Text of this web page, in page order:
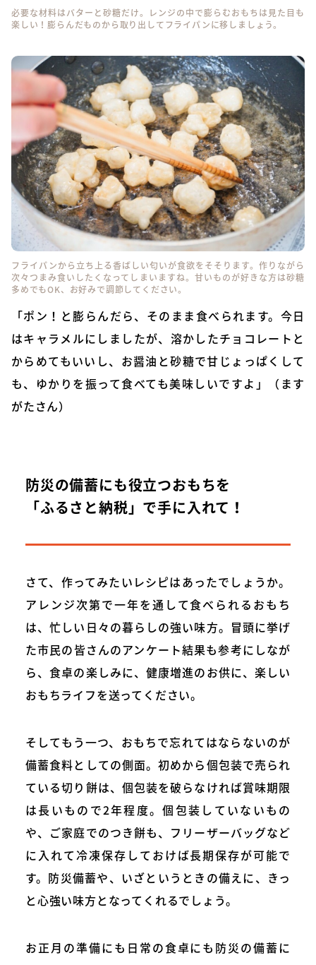
必要な材料はバターと砂糖だけ。レンジの中で膨らむおもちは見た目も
楽しい！膨らんだものから取り出してフライパンに移しましょう。
フライパンから立ち上る香ばしい匂いが食欲をそそります。作りながら
次々つまみ食いしたくなってしまいますね。甘いものが好きな方は砂糖
多めでもOK、お好みで調節してください。
「ポン！と膨らんだら、そのまま食べられます。今日
はキャラメルにしましたが、溶かしたチョコレートと
からめてもいいし、お醤油と砂糖で甘じょっぱくして
も、ゆかりを振って食べても美味しいですよ」（ます
がたさん）
防災の備蓄にも役立つおもちを
「ふるさと納税」で手に入れて！
さて、作ってみたいレシピはあったでしょうか。
アレンジ次第で一年を通して食べられるおもち
は、忙しい日々の暮らしの強い味方。冒頭に挙げ
た市民の皆さんのアンケート結果も参考にしなが
ら、食卓の楽しみに、健康増進のお供に、楽しい
おもちライフを送ってください。
そしてもう一つ、おもちで忘れてはならないのが
備蓄食料としての側面。初めから個包装で売られ
ている切り餅は、個包装を破らなければ賞味期限
は長いもので2年程度。個包装していないもの
や、ご家庭でのつき餅も、フリーザーバッグなど
に入れて冷凍保存しておけば長期保存が可能で
す。防災備蓄や、いざというときの備えに、きっ
と心強い味方となってくれるでしょう。
お正月の準備にも日常の食卓にも防災の備蓄に